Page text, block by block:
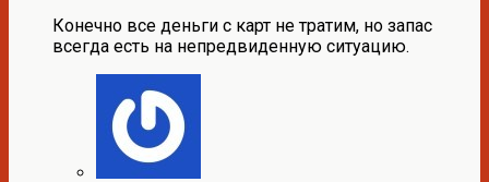
Конечно все деньги с карт не тратим, но запас
всегда есть на непредвиденную ситуацию.